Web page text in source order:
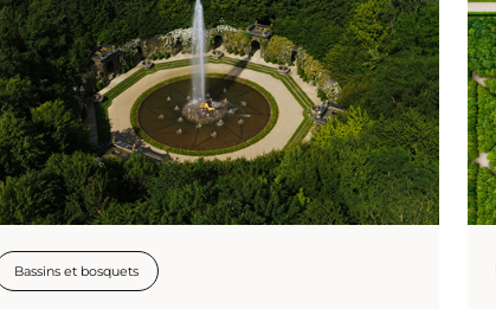
Bassins et bosquets